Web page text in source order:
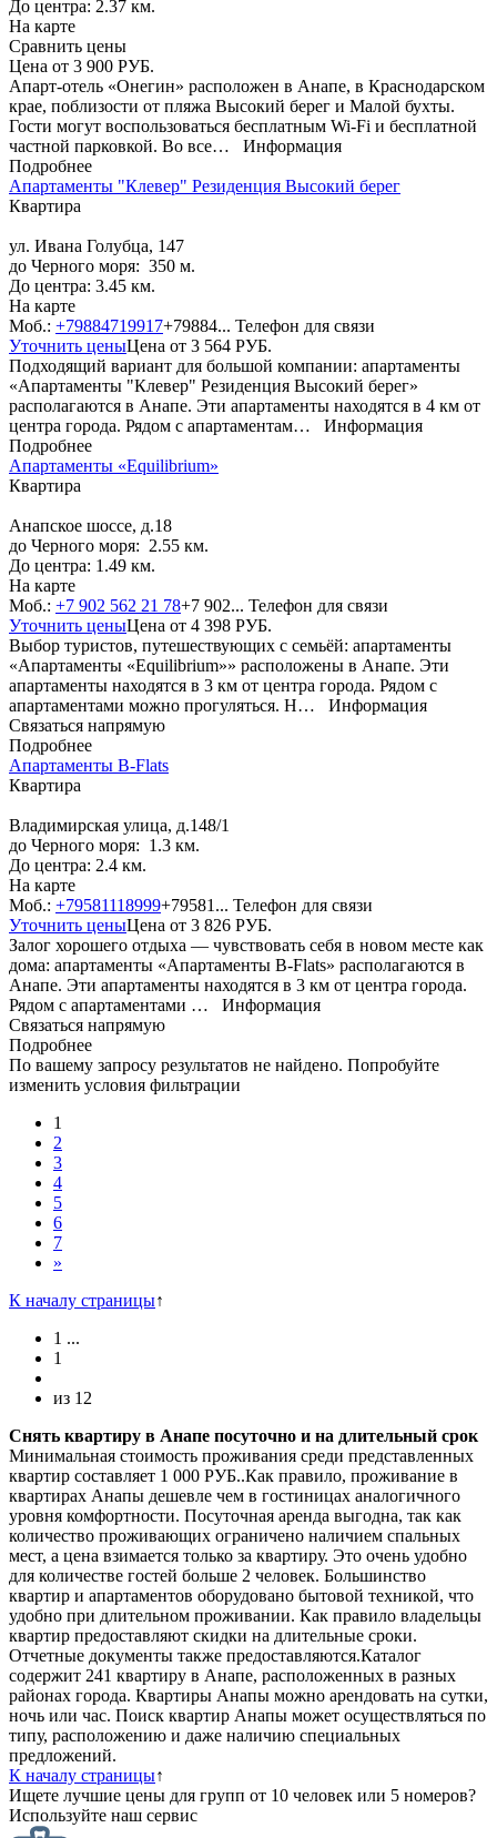
До центра: 2.37 км.
На карте
Сравнить цены
Цена от 3 900 РУБ.
Апарт-отель «Онегин» расположен в Анапе, в Краснодарском
крае, поблизости от пляжа Высокий берег и Малой бухты.
Гости могут воспользоваться бесплатным Wi-Fi и бесплатной
частной парковкой. Во все… Информация
Подробнее
Апартаменты "Клевер" Резиденция Высокий берег
Квартира
ул. Ивана Голубца, 147
до Черного моря: 350 м.
До центра: 3.45 км.
На карте
Моб.: +79884719917+79884... Телефон для связи
Уточнить ценыЦена от 3 564 РУБ.
Подходящий вариант для большой компании: апартаменты
«Апартаменты "Клевер" Резиденция Высокий берег»
располагаются в Анапе. Эти апартаменты находятся в 4 км от
центра города. Рядом с апартаментам… Информация
Подробнее
Апартаменты «Equilibrium»
Квартира
Анапское шоссе, д.18
до Черного моря: 2.55 км.
До центра: 1.49 км.
На карте
Моб.: +7 902 562 21 78+7 902... Телефон для связи
Уточнить ценыЦена от 4 398 РУБ.
Выбор туристов, путешествующих с семьёй: апартаменты
«Апартаменты «Equilibrium»» расположены в Анапе. Эти
апартаменты находятся в 3 км от центра города. Рядом с
апартаментами можно прогуляться. Н… Информация
Связаться напрямую
Подробнее
Апартаменты B-Flats
Квартира
Владимирская улица, д.148/1
до Черного моря: 1.3 км.
До центра: 2.4 км.
На карте
Моб.: +79581118999+79581... Телефон для связи
Уточнить ценыЦена от 3 826 РУБ.
Залог хорошего отдыха — чувствовать себя в новом месте как
дома: апартаменты «Апартаменты B-Flats» располагаются в
Анапе. Эти апартаменты находятся в 3 км от центра города.
Рядом с апартаментами … Информация
Связаться напрямую
Подробнее
По вашему запросу результатов не найдено. Попробуйте
изменить условия фильтрации
1
2
3
4
5
6
7
»
К началу страницы↑
1 ...
1
из 12
Снять квартиру в Анапе посуточно и на длительный срок
Минимальная стоимость проживания среди представленных
квартир составляет 1 000 РУБ..Как правило, проживание в
квартирах Анапы дешевле чем в гостиницах аналогичного
уровня комфортности. Посуточная аренда выгодна, так как
количество проживающих ограничено наличием спальных
мест, а цена взимается только за квартиру. Это очень удобно
для количестве гостей больше 2 человек. Большинство
квартир и апартаментов оборудовано бытовой техникой, что
удобно при длительном проживании. Как правило владельцы
квартир предоставляют скидки на длительные сроки.
Отчетные документы также предоставляются.Каталог
содержит 241 квартиру в Анапе, расположенных в разных
районах города. Квартиры Анапы можно арендовать на сутки,
ночь или час. Поиск квартир Анапы может осуществляться по
типу, расположению и даже наличию специальных
предложений.
К началу страницы↑
Ищете лучшие цены для групп от 10 человек или 5 номеров?
Используйте наш сервис